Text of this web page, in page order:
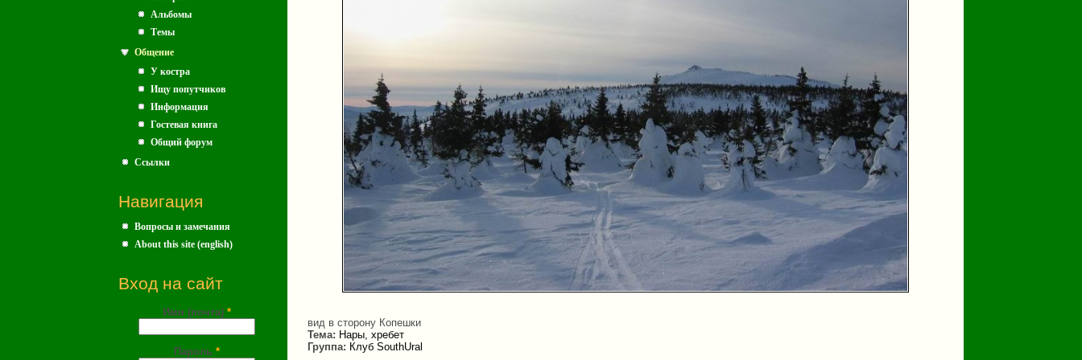
Альбомы
Темы
Общение
У костра
Ищу попутчиков
Информация
Гостевая книга
Общий форум
Ссылки
Навигация
Вопросы и замечания
About this site (english)
Вход на сайт
Имя (почта) *
Пароль *
вид в сторону Копешки
Тема: Нары, хребет
Группа: Клуб SouthUral